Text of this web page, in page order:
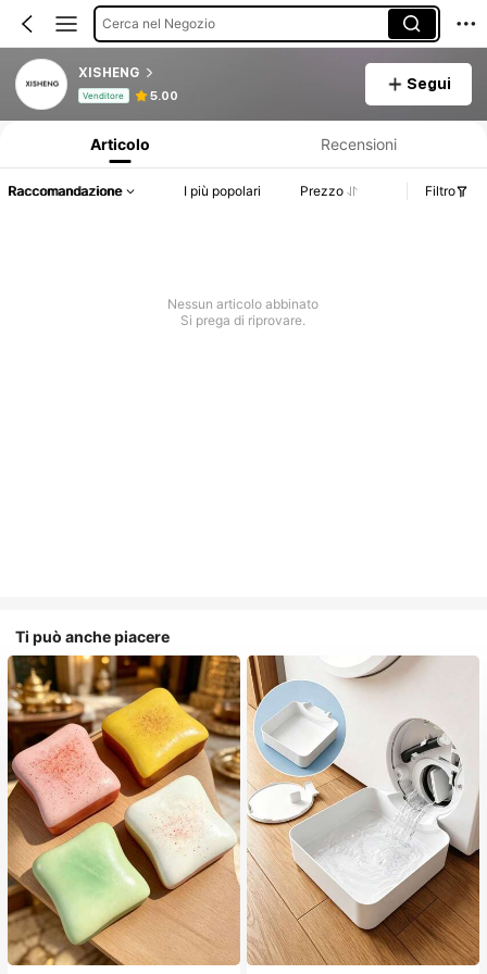
Cerca nel Negozio
XISHENG
Venditore 5.00
Segui
Articolo Recensioni
Raccomandazione I più popolari Prezzo Filtro
Nessun articolo abbinato
Si prega di riprovare.
Ti può anche piacere